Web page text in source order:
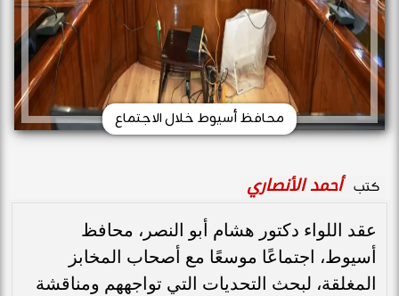
محافظ أسيوط خلال الاجتماع
كتب أحمد الأنصاري
عقد اللواء دكتور هشام أبو النصر، محافظ
أسيوط، اجتماعًا موسعًا مع أصحاب المخابز
المغلقة، لبحث التحديات التي تواجههم ومناقشة